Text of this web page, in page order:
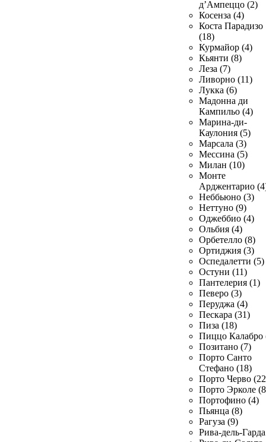
д’Ампеццо (2)
Косенза (4)
Коста Парадизо
(18)
Курмайор (4)
Кьянти (8)
Леза (7)
Ливорно (11)
Лукка (6)
Мадонна ди
Кампильо (4)
Марина-ди-
Каулония (5)
Марсала (3)
Мессина (5)
Милан (10)
Монте
Арджентарио
Неббьюно (3)
Неттуно (9)
Оджеббио (4)
Ольбия (4)
Орбетелло (8)
Ортиджия (3)
Оспедалетти (5)
Остуни (11)
Пантелерия (1)
Певеро (3)
Перуджа (4)
Пескара (31)
Пиза (18)
Пиццо Калабро
Позитано (7)
Порто Санто
Стефано (18)
Порто Черво
Порто Эрколе
Портофино (4)
Пьянца (8)
Рагуза (9)
Рива-дель-